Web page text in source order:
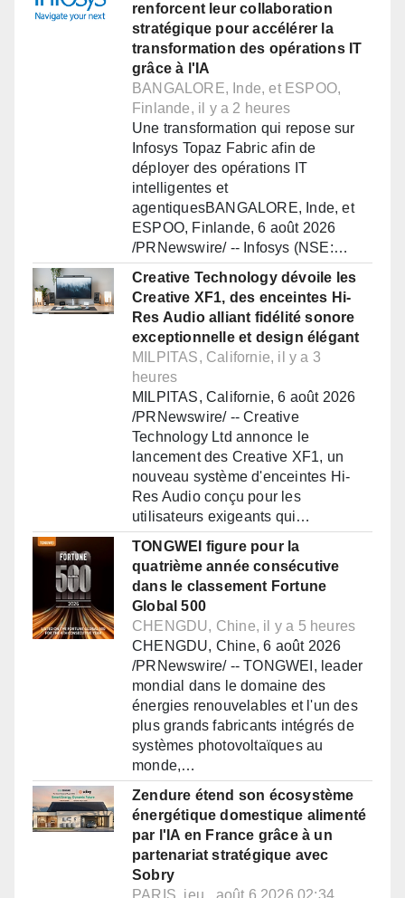
renforcent leur collaboration
stratégique pour accélérer la
transformation des opérations IT
grâce à l'IA
BANGALORE, Inde, et ESPOO,
Finlande, il y a 2 heures
Une transformation qui repose sur
Infosys Topaz Fabric afin de
déployer des opérations IT
intelligentes et
agentiquesBANGALORE, Inde, et
ESPOO, Finlande, 6 août 2026
/PRNewswire/ -- Infosys (NSE:…
Creative Technology dévoile les
Creative XF1, des enceintes Hi-
Res Audio alliant fidélité sonore
exceptionnelle et design élégant
MILPITAS, Californie, il y a 3
heures
MILPITAS, Californie, 6 août 2026
/PRNewswire/ -- Creative
Technology Ltd annonce le
lancement des Creative XF1, un
nouveau système d'enceintes Hi-
Res Audio conçu pour les
utilisateurs exigeants qui…
TONGWEI figure pour la
quatrième année consécutive
dans le classement Fortune
Global 500
CHENGDU, Chine, il y a 5 heures
CHENGDU, Chine, 6 août 2026
/PRNewswire/ -- TONGWEI, leader
mondial dans le domaine des
énergies renouvelables et l'un des
plus grands fabricants intégrés de
systèmes photovoltaïques au
monde,…
Zendure étend son écosystème
énergétique domestique alimenté
par l'IA en France grâce à un
partenariat stratégique avec
Sobry